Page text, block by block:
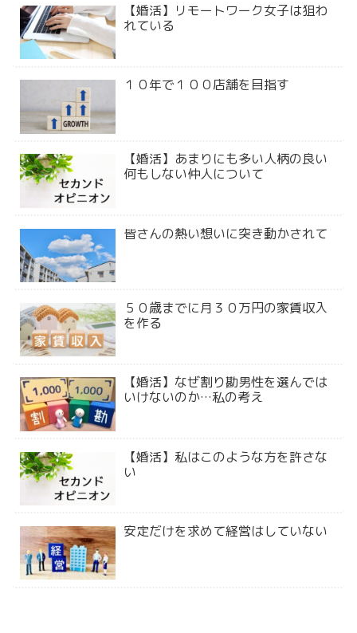
【婚活】リモートワーク女子は狙わ
れている
１０年で１００店舗を目指す
【婚活】あまりにも多い人柄の良い
何もしない仲人について
皆さんの熱い想いに突き動かされて
５０歳までに月３０万円の家賃収入
を作る
【婚活】なぜ割り勘男性を選んでは
いけないのか…私の考え
【婚活】私はこのような方を許さな
い
安定だけを求めて経営はしていない